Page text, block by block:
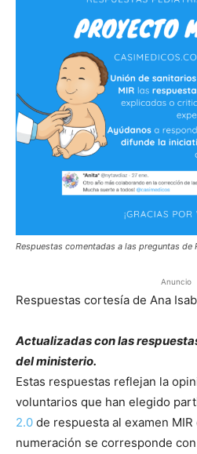
Respuestas comentadas a las preguntas
Anuncio
Respuestas cortesía de Ana
Actualizadas con las
del ministerio.
Estas respuestas reflejan la
voluntarios que han elegido
2.0 de respuesta al examen
numeración se corresponde